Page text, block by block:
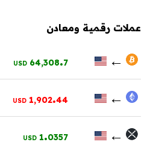
عملات رقمية ومعادن
←
64,308.7
USD
←
1,902.44
USD
←
1.0357
USD